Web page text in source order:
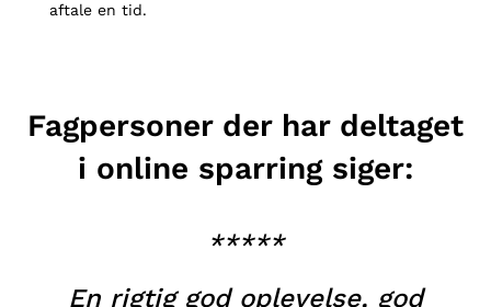
aftale en tid.
Fagpersoner der har deltaget
i online sparring siger:
*****
En rigtig god oplevelse, god